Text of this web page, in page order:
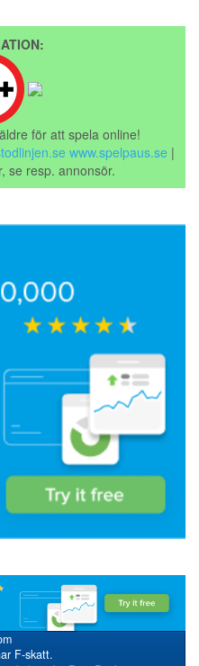
för att spela online!
www.spelpaus.se |
se resp. annonsör.
F-skatt.